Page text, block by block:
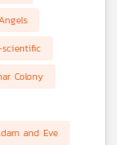
scientific
Colony
and Eve